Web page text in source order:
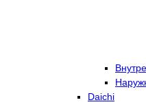
Daichi